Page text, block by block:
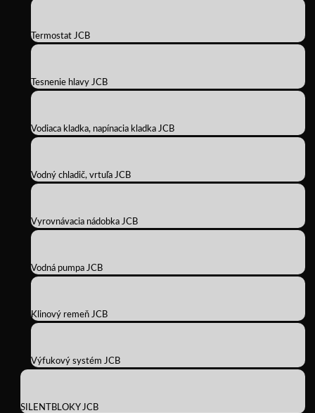
Termostat JCB
Tesnenie hlavy JCB
Vodiaca kladka, napínacia kladka JCB
Vodný chladič, vrtuľa JCB
Vyrovnávacia nádobka JCB
Vodná pumpa JCB
Klinový remeň JCB
Výfukový systém JCB
SILENTBLOKY JCB